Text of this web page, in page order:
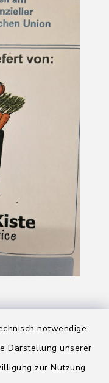
notwendige
Darstellung unserer
zur Nutzung